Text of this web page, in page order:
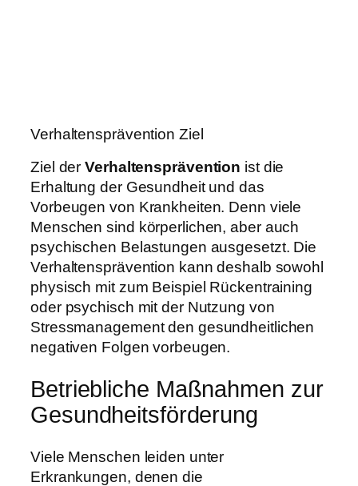
Verhaltensprävention Ziel
Ziel derVerhaltensprävention ist die
Erhaltung der Gesundheit und das
Vorbeugen von Krankheiten. Denn viele
Menschen sind körperlichen, aber auch
psychischen Belastungen ausgesetzt. Die
Verhaltensprävention kann deshalb sowohl
physisch mit zum Beispiel Rückentraining
oder psychisch mit der Nutzung von
Stressmanagement den gesundheitlichen
negativen Folgen vorbeugen.
Betriebliche Maßnahmen zur
Gesundheitsförderung
Viele Menschen leiden unter
Erkrankungen, denen die